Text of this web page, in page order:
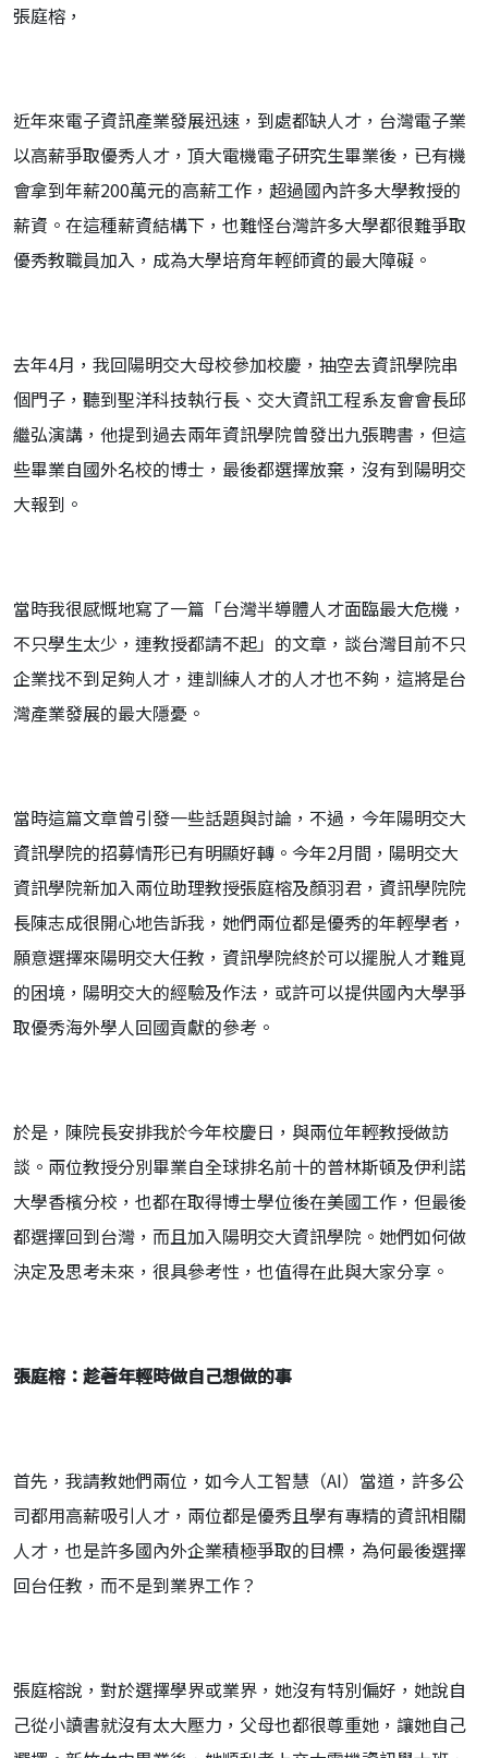
張庭榕，
近年來電子資訊產業發展迅速，到處都缺人才，台灣電子業
以高薪爭取優秀人才，頂大電機電子研究生畢業後，已有機
會拿到年薪200萬元的高薪工作，超過國內許多大學教授的
薪資。在這種薪資結構下，也難怪台灣許多大學都很難爭取
優秀教職員加入，成為大學培育年輕師資的最大障礙。
去年4月，我回陽明交大母校參加校慶，抽空去資訊學院串
個門子，聽到聖洋科技執行長、交大資訊工程系友會會長邱
繼弘演講，他提到過去兩年資訊學院曾發出九張聘書，但這
些畢業自國外名校的博士，最後都選擇放棄，沒有到陽明交
大報到。
當時我很感慨地寫了一篇「台灣半導體人才面臨最大危機，
不只學生太少，連教授都請不起」的文章，談台灣目前不只
企業找不到足夠人才，連訓練人才的人才也不夠，這將是台
灣產業發展的最大隱憂。
當時這篇文章曾引發一些話題與討論，不過，今年陽明交大
資訊學院的招募情形已有明顯好轉。今年2月間，陽明交大
資訊學院新加入兩位助理教授張庭榕及顏羽君，資訊學院院
長陳志成很開心地告訴我，她們兩位都是優秀的年輕學者，
願意選擇來陽明交大任教，資訊學院終於可以擺脫人才難覓
的困境，陽明交大的經驗及作法，或許可以提供國內大學爭
取優秀海外學人回國貢獻的參考。
於是，陳院長安排我於今年校慶日，與兩位年輕教授做訪
談。兩位教授分別畢業自全球排名前十的普林斯頓及伊利諾
大學香檳分校，也都在取得博士學位後在美國工作，但最後
都選擇回到台灣，而且加入陽明交大資訊學院。她們如何做
決定及思考未來，很具參考性，也值得在此與大家分享。
張庭榕：趁著年輕時做自己想做的事
首先，我請教她們兩位，如今人工智慧（AI）當道，許多公
司都用高薪吸引人才，兩位都是優秀且學有專精的資訊相關
人才，也是許多國內外企業積極爭取的目標，為何最後選擇
回台任教，而不是到業界工作？
張庭榕說，對於選擇學界或業界，她沒有特別偏好，她說自
己從小讀書就沒有太大壓力，父母也都很尊重她，讓她自己